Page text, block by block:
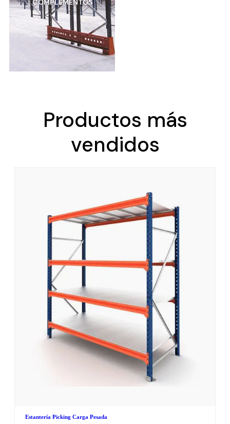
COMPLEMENTOS
Productos más
vendidos
Estantería Picking Carga Pesada